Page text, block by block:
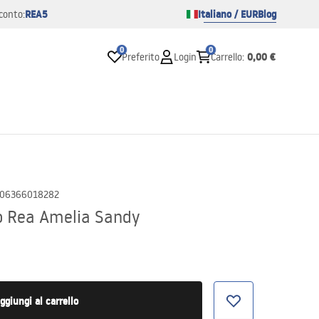
REA5 Italiano / EURBlog
0
Preferito Login
0
Carrello: 0,00 €
Amelia Sandy
al carrello